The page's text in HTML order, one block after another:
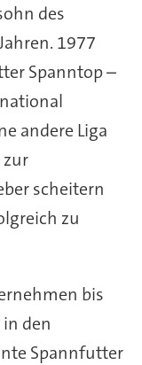
des
1977
Spanntop –
andere Liga
zur
scheitern
zu
bis
den
Spannfutter